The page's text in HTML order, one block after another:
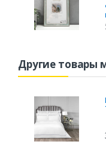
Другие товары